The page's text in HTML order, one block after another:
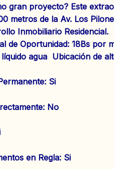
gran proyecto? Este
metros de la Av. Los
Inmobiliario
de Oportunidad: 18Bs
agua Ubicación de
Si
No
en Regla: Si